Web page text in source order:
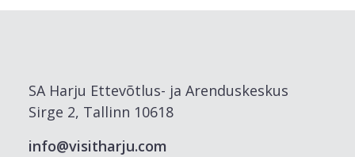
SA Harju Ettevõtlus- ja Arenduskeskus
Sirge 2, Tallinn 10618
info@visitharju.com